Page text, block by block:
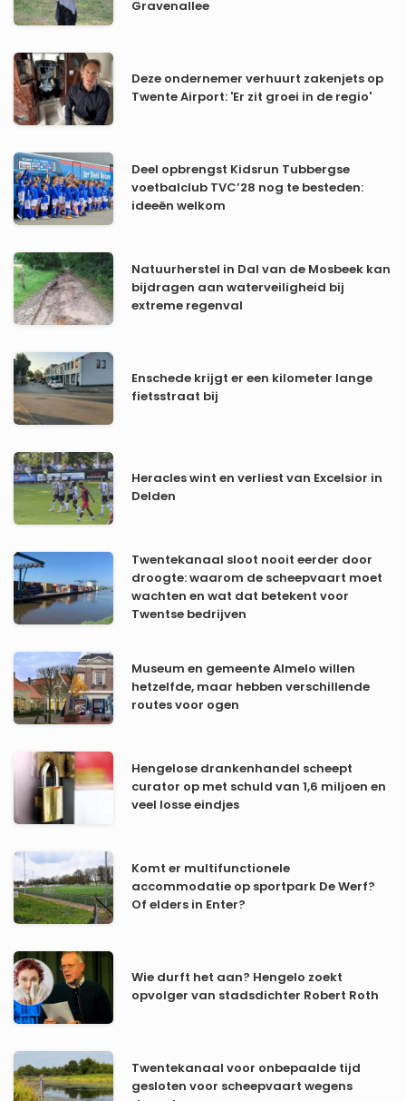
Gravenallee
Deze ondernemer verhuurt zakenjets op
Twente Airport: 'Er zit groei in de regio'
Deel opbrengst Kidsrun Tubbergse
voetbalclub TVC’28 nog te besteden:
ideeën welkom
Natuurherstel in Dal van de Mosbeek kan
bijdragen aan waterveiligheid bij
extreme regenval
Enschede krijgt er een kilometer lange
fietsstraat bij
Heracles wint en verliest van Excelsior in
Delden
Twentekanaal sloot nooit eerder door
droogte: waarom de scheepvaart moet
wachten en wat dat betekent voor
Twentse bedrijven
Museum en gemeente Almelo willen
hetzelfde, maar hebben verschillende
routes voor ogen
Hengelose drankenhandel scheept
curator op met schuld van 1,6 miljoen en
veel losse eindjes
Komt er multifunctionele
accommodatie op sportpark De Werf?
Of elders in Enter?
Wie durft het aan? Hengelo zoekt
opvolger van stadsdichter Robert Roth
Twentekanaal voor onbepaalde tijd
gesloten voor scheepvaart wegens